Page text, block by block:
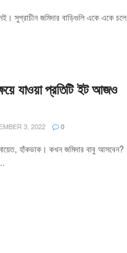
জমিদার বাড়িগুলি একে একে চলে
যাওয়া প্রতিটি ইট আজও
3, 2022 0
হাঁকডাক। কখন জমিদার বাবু আসবেন?